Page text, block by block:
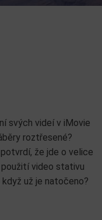
svých videí v iMovie
roztřesené?
že jde o velice
video stativu
už je natočeno?